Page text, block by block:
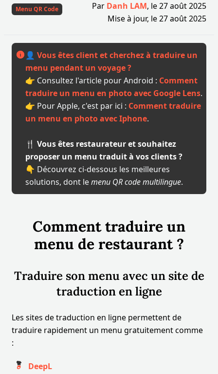
Menu QR Code Par Danh LAM, le27 août 2025
Mise à jour, le27 août 2025
👤 Vous êtes client et cherchez à traduire un
menu pendant un voyage ?
👉 Consultez l'article pour Android : Comment
traduire un menu en photo avec Google Lens.
👉 Pour Apple, c'est par ici : Comment traduire
un menu en photo avec Iphone.
🍴 Vous êtes restaurateur et souhaitez
proposer un menu traduit à vos clients ?
👇 Découvrez ci-dessous les meilleures
solutions, dont lemenu QR code multilingue.
Comment traduire un
menu de restaurant ?
Traduire son menu avec un site de
traduction en ligne
Les sites de traduction en ligne permettent de
traduire rapidement un menu gratuitement comme
:
DeepL